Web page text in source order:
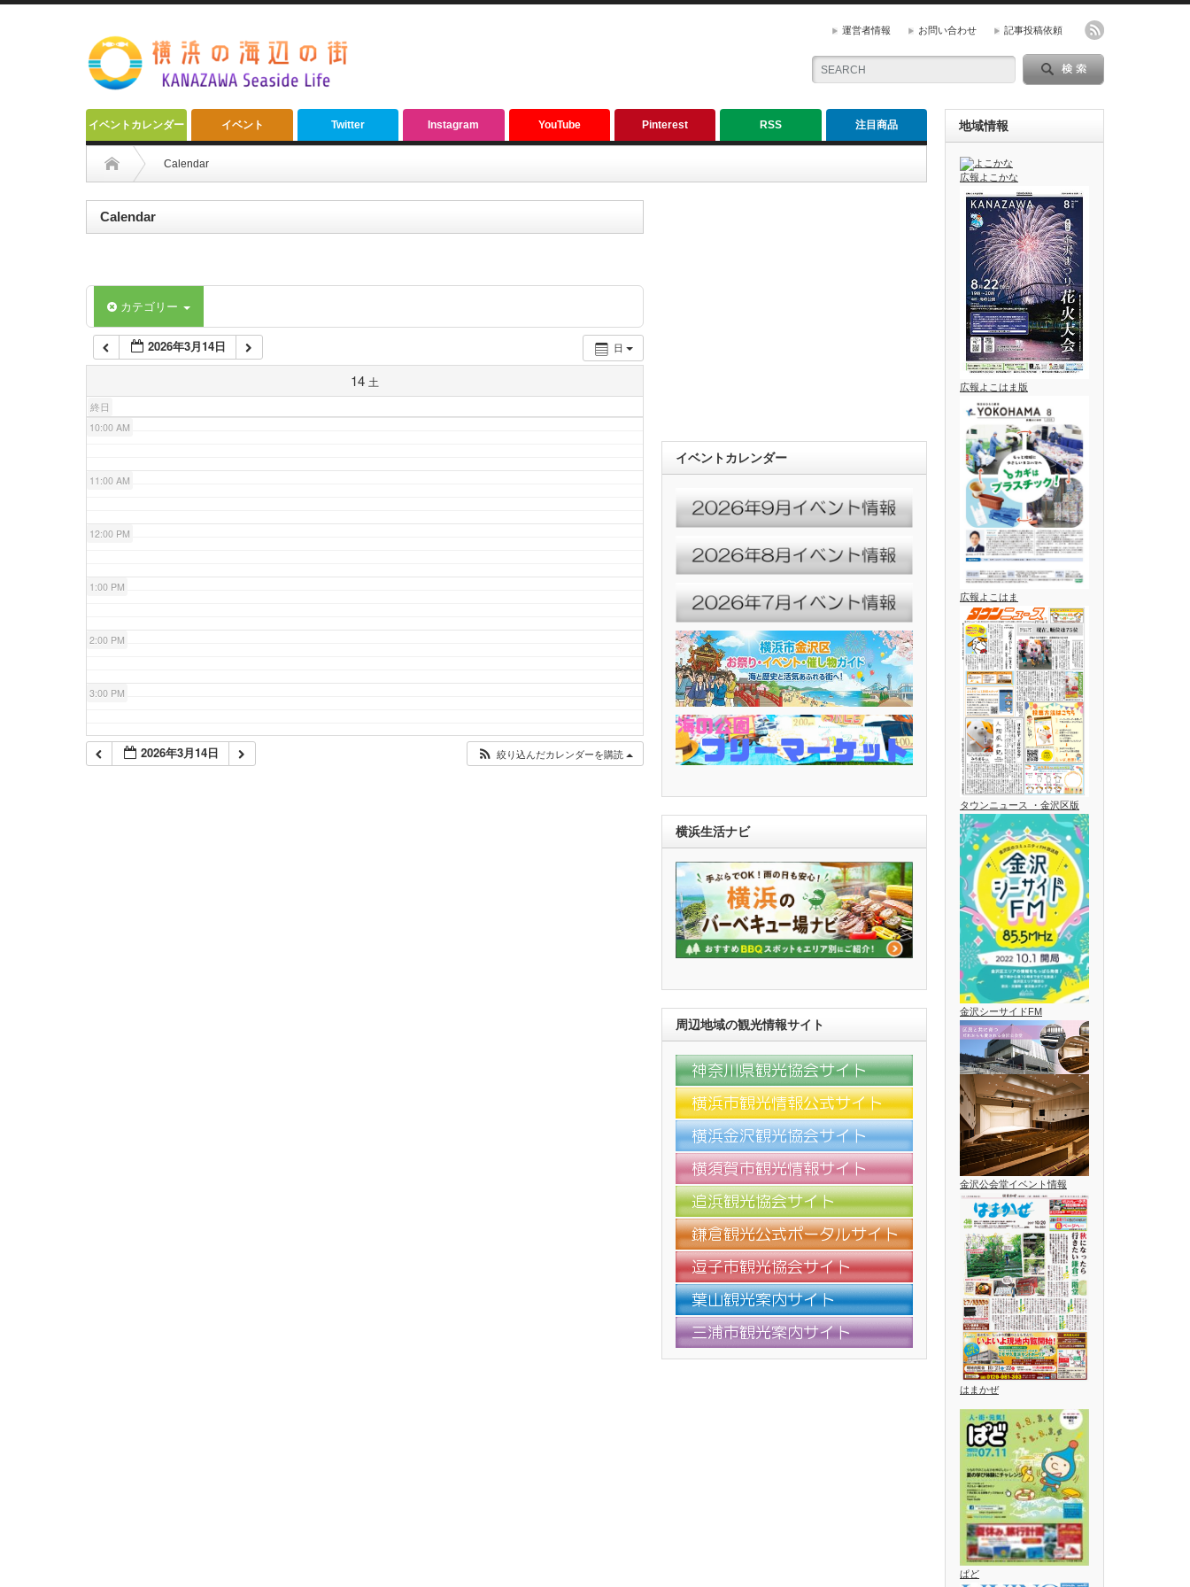
運営者情報 お問い合わせ 記事投稿依頼
イベントカレンダー イベント Twitter Instagram YouTube Pinterest RSS 注目商品
Calendar
Calendar
カテゴリー
日
2026年3月14日
14 土
終日
3:00 AM
4:00 AM
5:00 AM
6:00 AM
10:00 AM
11:00 AM
12:00 PM
1:00 PM
2:00 PM
3:00 PM
4:00 PM 2026年3月14日 絞り込んだカレンダーを購読
イベントカレンダー
横浜生活ナビ
周辺地域の観光情報サイト
地域情報
広報よこかな
広報よこはま版
広報よこはま
タウンニュース ・金沢区版
金沢シーサイドFM
金沢公会堂イベント情報
はまかぜ
ぱど